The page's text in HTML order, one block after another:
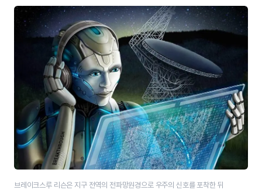
브레이크스루 리슨은 지구 전역의 전파망원경으로 우주의 신호를 포착한 뒤